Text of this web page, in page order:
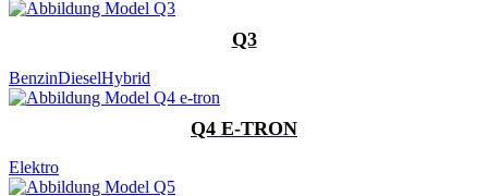
Q3
BenzinDieselHybrid
Q4 E-TRON
Elektro